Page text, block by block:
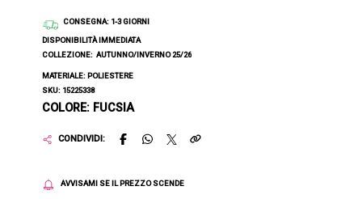
CONSEGNA: 1-3 GIORNI
DISPONIBILITÀ IMMEDIATA
COLLEZIONE: AUTUNNO/INVERNO 25/26
MATERIALE: POLIESTERE
SKU: 15225338
COLORE: FUCSIA
CONDIVIDI:
AVVISAMI SE IL PREZZO SCENDE